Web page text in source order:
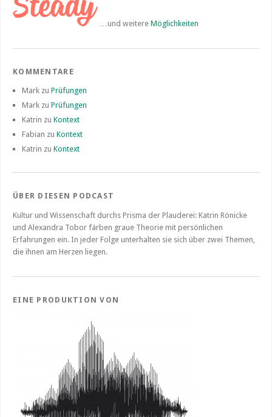
…und weitere Möglichkeiten
KOMMENTARE
Mark zu Prüfungen
Mark zu Prüfungen
Katrin zu Kontext
Fabian zu Kontext
Katrin zu Kontext
ÜBER DIESEN PODCAST
Kultur und Wissenschaft durchs Prisma der Plauderei: Katrin Rönicke
und Alexandra Tobor färben graue Theorie mit persönlichen
Erfahrungen ein. In jeder Folge unterhalten sie sich über zwei Themen,
die ihnen am Herzen liegen.
EINE PRODUKTION VON